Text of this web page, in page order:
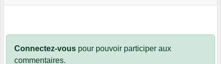
Connectez-vous pour pouvoir participer aux
commentaires.